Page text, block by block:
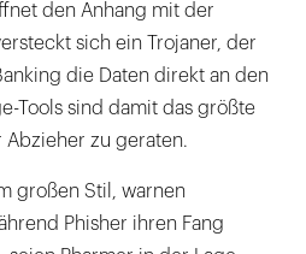
den Anhang mit der
sich ein Trojaner, der
die Daten direkt an den
Tools sind damit das größte
Abzieher zu geraten.
großen Stil, warnen
Phisher ihren Fang